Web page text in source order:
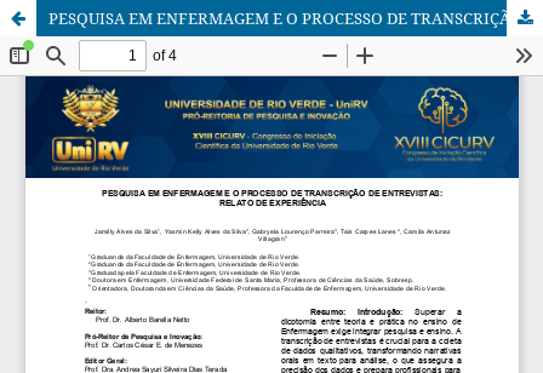
PESQUISA EM ENFERMAGEM E O PROCESSO DE TRANSCRIÇÃO DE ENTREVISTAS: RELATO DE EXPERIÊNCIA